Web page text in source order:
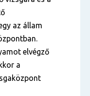
az állam
elvégző
a